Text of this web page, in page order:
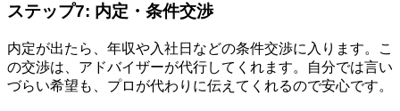
ステップ7: 内定・条件交渉
内定が出たら、年収や入社日などの条件交渉に入ります。こ
の交渉は、アドバイザーが代行してくれます。自分では言い
づらい希望も、プロが代わりに伝えてくれるので安心です。